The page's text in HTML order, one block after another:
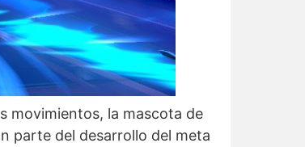
movimientos, la mascota de
parte del desarrollo del meta